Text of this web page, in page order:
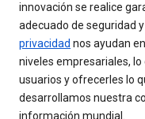
innovación se realice
adecuado de seguridad
privacidad nos ayudan
niveles empresariales,
usuarios y ofrecerles lo
desarrollamos nuestra
información mundial.